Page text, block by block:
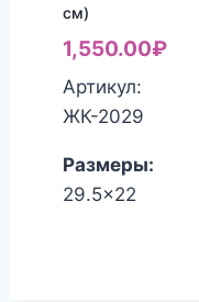
см)
1,550.00₽
Артикул:
ЖК-2029
Размеры:
29.5x22